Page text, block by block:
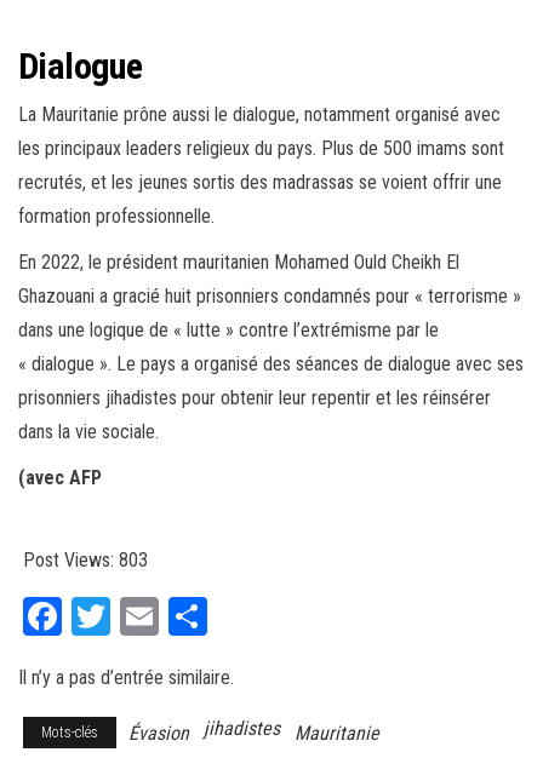
Dialogue
La Mauritanie prône aussi le dialogue, notamment organisé avec
les principaux leaders religieux du pays. Plus de 500 imams sont
recrutés, et les jeunes sortis des madrassas se voient offrir une
formation professionnelle.
En 2022, le président mauritanien Mohamed Ould Cheikh El
Ghazouani a gracié huit prisonniers condamnés pour « terrorisme »
dans une logique de « lutte » contre l’extrémisme par le
« dialogue ». Le pays a organisé des séances de dialogue avec ses
prisonniers jihadistes pour obtenir leur repentir et les réinsérer
dans la vie sociale.
(avec AFP
Post Views: 803
Fa
bo
ok
T
tt
er
E
ail ag
er
Il n’y a pas d’entrée similaire.
Mots-clés Évasion jihadistes Mauritanie